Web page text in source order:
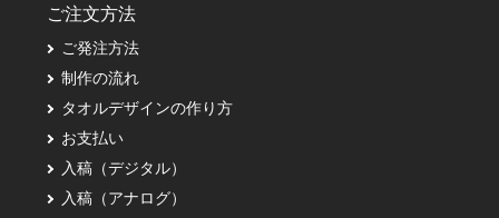
ご注文方法
ご発注方法
制作の流れ
タオルデザインの作り方
お支払い
入稿（デジタル）
入稿（アナログ）